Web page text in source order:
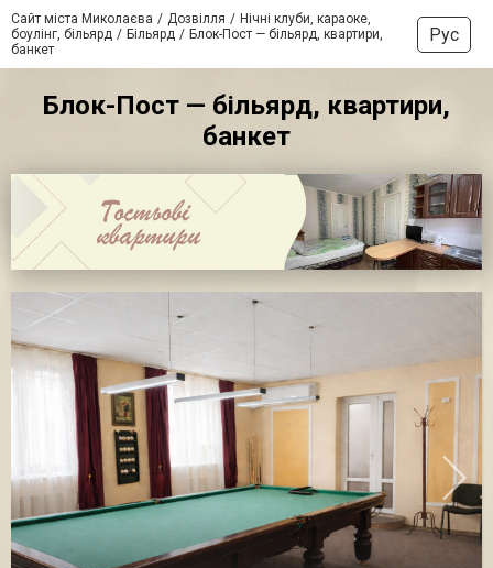
Сайт міста Миколаєва Дозвілля
Нічні клуби, караоке,
боулінг, більярд
Більярд
Блок-Пост — більярд, квартири,
банкет
Рус
Блок-Пост — більярд, квартири,
банкет